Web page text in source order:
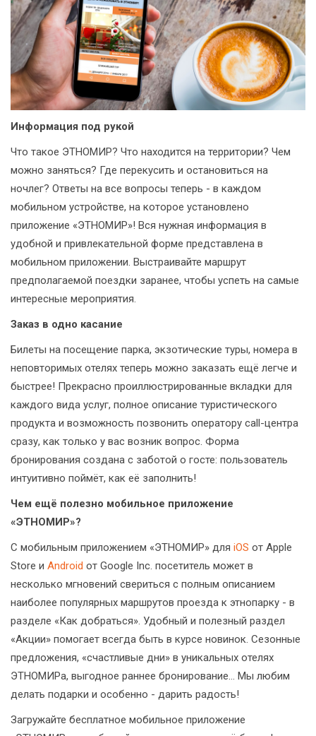
Информация под рукой
Что такое ЭТНОМИР? Что находится на территории? Чем
можно заняться? Где перекусить и остановиться на
ночлег? Ответы на все вопросы теперь - в каждом
мобильном устройстве, на которое установлено
приложение «ЭТНОМИР»! Вся нужная информация в
удобной и привлекательной форме представлена в
мобильном приложении. Выстраивайте маршрут
предполагаемой поездки заранее, чтобы успеть на самые
интересные мероприятия.
Заказ в одно касание
Билеты на посещение парка, экзотические туры, номера в
неповторимых отелях теперь можно заказать ещё легче и
быстрее! Прекрасно проиллюстрированные вкладки для
каждого вида услуг, полное описание туристического
продукта и возможность позвонить оператору call-центра
сразу, как только у вас возник вопрос. Форма
бронирования создана с заботой о госте: пользователь
интуитивно поймёт, как её заполнить!
Чем ещё полезно мобильное приложение
«ЭТНОМИР»?
С мобильным приложением «ЭТНОМИР» для iOS от Apple
Store и Android от Google Inc. посетитель может в
несколько мгновений свериться с полным описанием
наиболее популярных маршрутов проезда к этнопарку - в
разделе «Как добраться». Удобный и полезный раздел
«Акции» помогает всегда быть в курсе новинок. Сезонные
предложения, «счастливые дни» в уникальных отелях
ЭТНОМИРа, выгодное раннее бронирование… Мы любим
делать подарки и особенно - дарить радость!
Загружайте бесплатное мобильное приложение